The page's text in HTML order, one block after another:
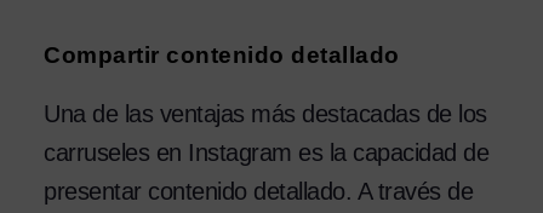
Compartir contenido detallado
Una de las ventajas más destacadas de los
carruseles en Instagram es la capacidad de
presentar contenido detallado. A través de